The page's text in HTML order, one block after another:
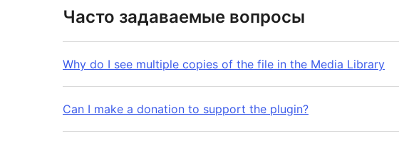
Часто задаваемые вопросы
Why do I see multiple copies of the file in the Media Library
Can I make a donation to support the plugin?